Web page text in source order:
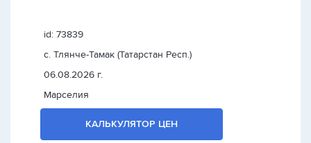
id: 73839
с. Тлянче-Тамак (Татарстан Респ.)
06.08.2026 г.
Марселия
КАЛЬКУЛЯТОР ЦЕН